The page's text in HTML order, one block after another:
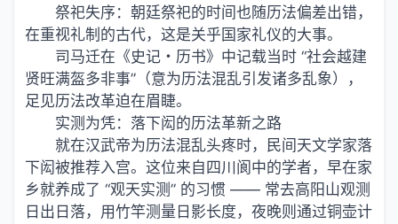
祭祀失序：朝廷祭祀的时间也随历法偏差出错，
在重视礼制的古代，这是关乎国家礼仪的大事。
司马迁在《史记・历书》中记载当时 “社会越建
贤旺满盔多非事”（意为历法混乱引发诸多乱象），
足见历法改革迫在眉睫。
实测为凭：落下闳的历法革新之路
就在汉武帝为历法混乱头疼时，民间天文学家落
下闳被推荐入宫。这位来自四川阆中的学者，早在家
乡就养成了 “观天实测” 的习惯 —— 常去高阳山观测
日出日落，用竹竿测量日影长度，夜晚则通过铜壶计